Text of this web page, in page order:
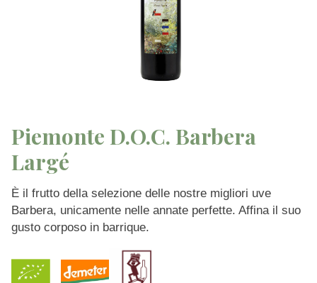
Piemonte D.O.C. Barbera
Largé
È il frutto della selezione delle nostre migliori uve
Barbera, unicamente nelle annate perfette. Affina il suo
gusto corposo in barrique.